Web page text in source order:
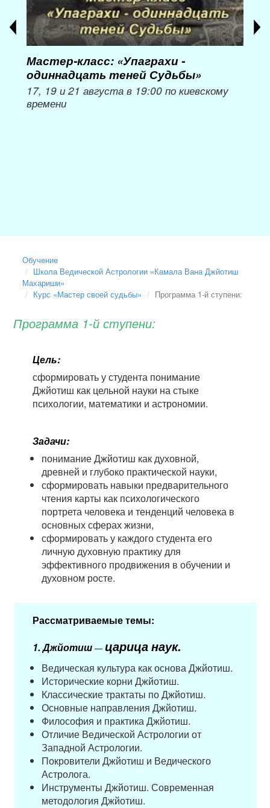
Мастер-класс: «Упаграхи -
одиннадцать теней Судьбы»
17, 19 и 21 августа в 19:00 по киевскому
времени
Обучение
Школа Ведической Астрологии «Камала Вана Джйотиш
Махариши»
Курс «Мастер своей судьбы»
Программа 1-й ступени:
Программа 1-й ступени:
Цель:
сформировать у студента понимание
Джйотиш как цельной науки на стыке
психологии, математики и астрономии.
Задачи:
понимание Джйотиш как духовной,
древней и глубоко практической науки,
сформировать навыки предварительного
чтения карты как психологического
портрета человека и тенденций человека в
основных сферах жизни,
сформировать у каждого студента его
личную духовную практику для
эффективного продвижения в обучении и
духовном росте.
Рассматриваемые темы:
1.​ Джйотиш— царица наук.
Ведическая культура как основа Джйотиш.
Исторические корни Джйотиш.
Классические трактаты по Джйотиш.
Основные направления Джйотиш.
Философия и практика Джйотиш.
Отличие Ведической Астрологии от
Западной Астрологии.
Покровители Джйотиш и Ведического
Астролога.
Инструменты Джйотиш. Современная
методология Джйотиш.